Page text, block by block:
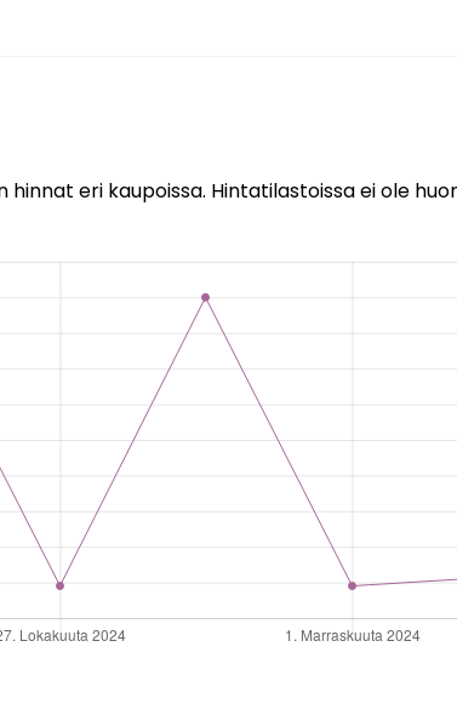
eri kaupoissa. Hintatilastoissa ei ole